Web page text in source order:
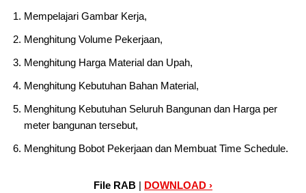
Mempelajari Gambar Kerja,
Menghitung Volume Pekerjaan,
Menghitung Harga Material dan Upah,
Menghitung Kebutuhan Bahan Material,
Menghitung Kebutuhan Seluruh Bangunan dan Harga per
meter bangunan tersebut,
Menghitung Bobot Pekerjaan dan Membuat Time Schedule.
File RAB | DOWNLOAD ›